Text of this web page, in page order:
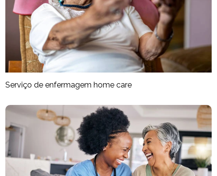
Serviço de enfermagem home care